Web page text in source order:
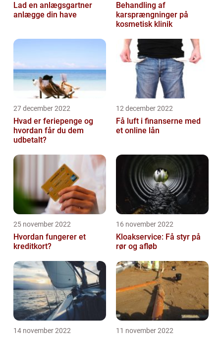
Lad en anlægsgartner
anlægge din have
Behandling af
karsprængninger på
kosmetisk klinik
27 december 2022
Hvad er feriepenge og
hvordan får du dem
udbetalt?
12 december 2022
Få luft i finanserne med
et online lån
25 november 2022
Hvordan fungerer et
kreditkort?
16 november 2022
Kloakservice: Få styr på
rør og afløb
14 november 2022 11 november 2022